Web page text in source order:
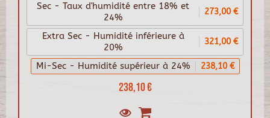
238,10 €
Sec - Taux d'humidité entre 18% et
24%
273,00 €
Extra Sec - Humidité inférieure à
20%
321,00 €
Mi-Sec - Humidité supérieur à 24% 238,10 €